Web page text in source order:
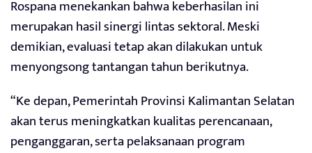
Rospana menekankan bahwa keberhasilan ini
merupakan hasil sinergi lintas sektoral. Meski
demikian, evaluasi tetap akan dilakukan untuk
menyongsong tantangan tahun berikutnya.
“Ke depan, Pemerintah Provinsi Kalimantan Selatan
akan terus meningkatkan kualitas perencanaan,
penganggaran, serta pelaksanaan program